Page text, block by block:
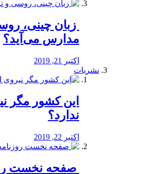
زبان چینی،
مدارس می‌آید؟
اکتبر 21, 2019
نشریات
این کشور مگر
ندارد؟
اکتبر 22, 2019
صفحه نخست